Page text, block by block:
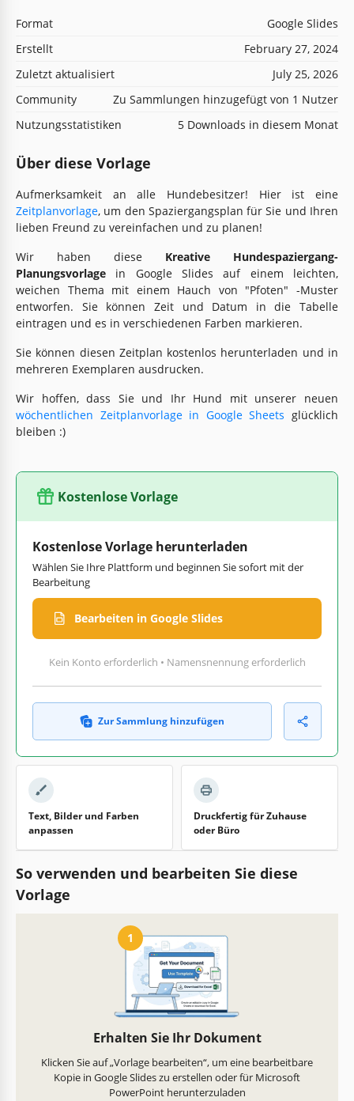
Format
Google Slides
Erstellt
February 27, 2024
Zuletzt aktualisiert
July 25, 2026
Community
Zu Sammlungen hinzugefügt von 1 Nutzer
Nutzungsstatistiken
5 Downloads in diesem Monat
Über diese Vorlage
Aufmerksamkeit an alle Hundebesitzer! Hier ist eine
Zeitplanvorlage, um den Spaziergangsplan für Sie und Ihren
lieben Freund zu vereinfachen und zu planen!
Wir haben diese Kreative Hundespaziergang-
Planungsvorlage in Google Slides auf einem leichten,
weichen Thema mit einem Hauch von "Pfoten" -Muster
entworfen. Sie können Zeit und Datum in die Tabelle
eintragen und es in verschiedenen Farben markieren.
Sie können diesen Zeitplan kostenlos herunterladen und in
mehreren Exemplaren ausdrucken.
Wir hoffen, dass Sie und Ihr Hund mit unserer neuen
wöchentlichen Zeitplanvorlage in Google Sheets glücklich
bleiben :)
Kostenlose Vorlage
Kostenlose Vorlage herunterladen
Wählen Sie Ihre Plattform und beginnen Sie sofort mit der
Bearbeitung
Bearbeiten in Google Slides
Kein Konto erforderlich • Namensnennung erforderlich
Zur Sammlung hinzufügen
Text, Bilder und Farben
anpassen
Druckfertig für Zuhause
oder Büro
So verwenden und bearbeiten Sie diese
Vorlage
1
Erhalten Sie Ihr Dokument
Klicken Sie auf „Vorlage bearbeiten“, um eine bearbeitbare
Kopie in Google Slides zu erstellen oder für Microsoft
PowerPoint herunterzuladen